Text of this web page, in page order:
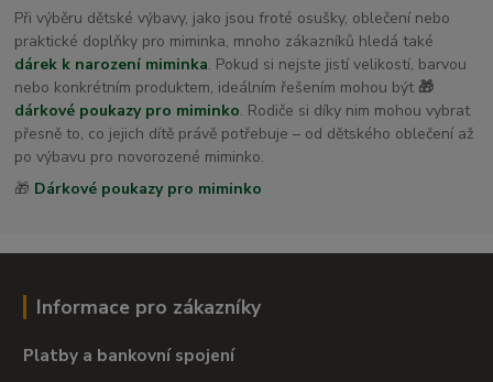
Při výběru dětské výbavy, jako jsou froté osušky, oblečení nebo
praktické doplňky pro miminka, mnoho zákazníků hledá také
dárek k narození miminka. Pokud si nejste jistí velikostí, barvou
nebo konkrétním produktem, ideálním řešením mohou být 🎁
dárkové poukazy pro miminko. Rodiče si díky nim mohou vybrat
přesně to, co jejich dítě právě potřebuje – od dětského oblečení až
po výbavu pro novorozené miminko.
🎁 Dárkové poukazy pro miminko
Informace pro zákazníky
Platby a bankovní spojení